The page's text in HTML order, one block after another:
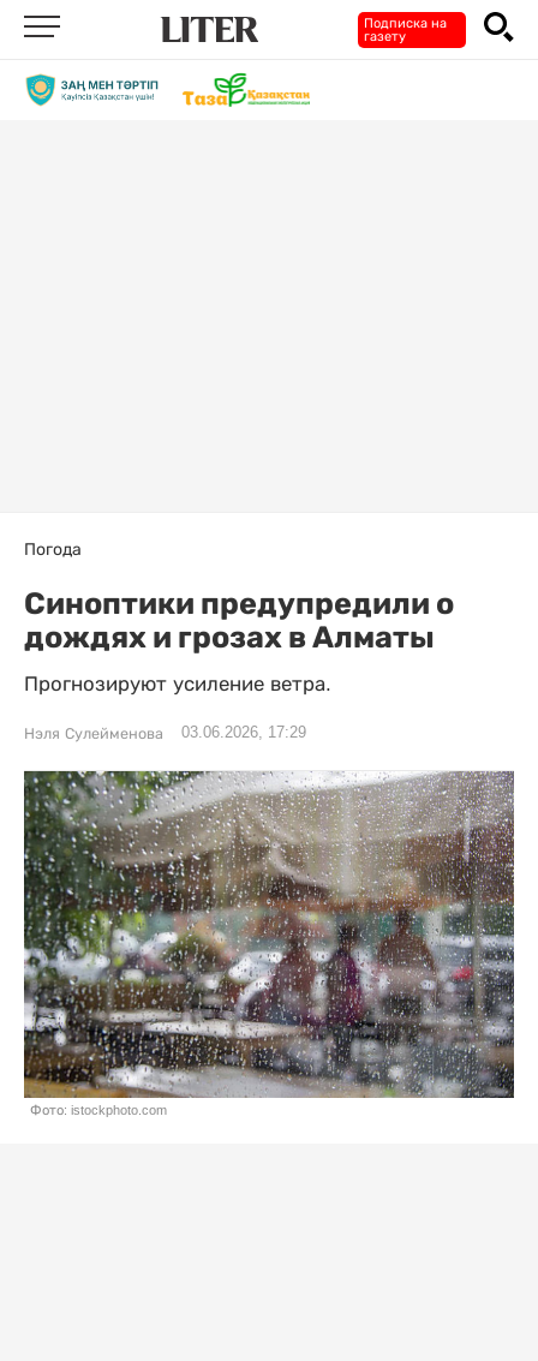
Подписка на
газету
Погода
Синоптики предупредили о
дождях и грозах в Алматы
Прогнозируют усиление ветра.
Нэля Сулейменова 03.06.2026, 17:29
Фото: istockphoto.com